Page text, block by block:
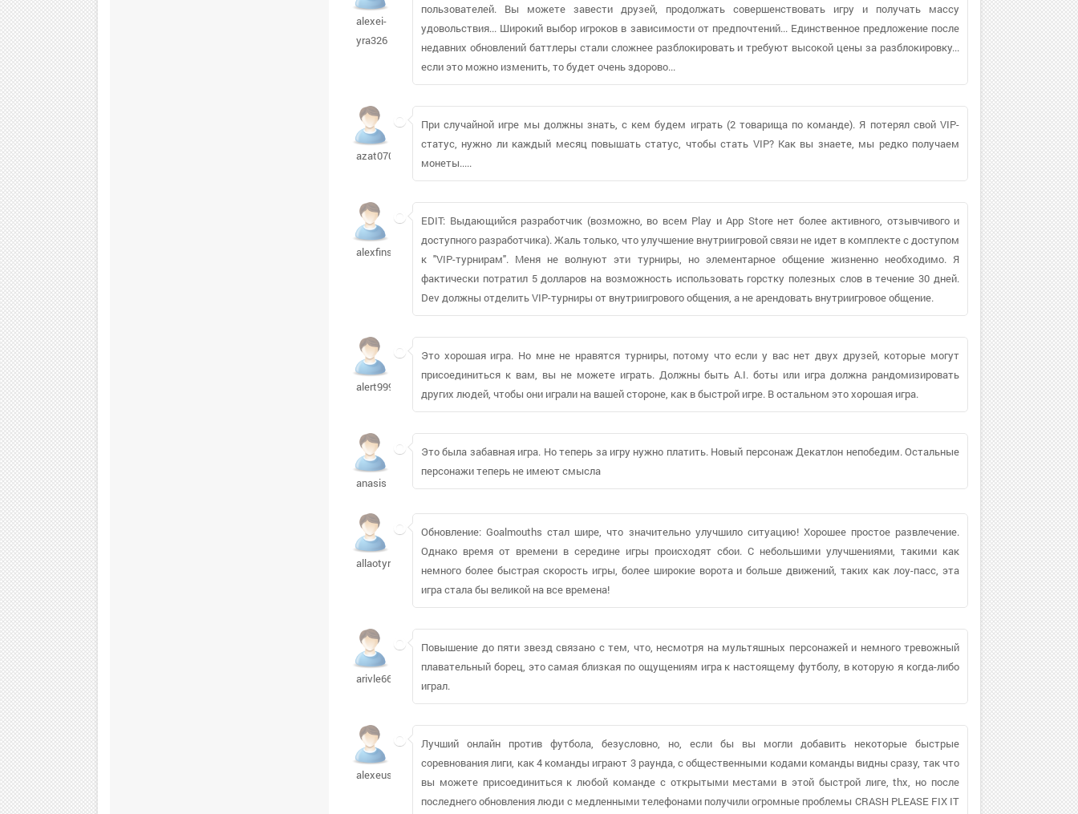
alexei-
yra326
пользователей. Вы можете завести друзей, продолжать совершенствовать игру и получать массу
удовольствия... Широкий выбор игроков в зависимости от предпочтений... Единственное предложение после
недавних обновлений баттлеры стали сложнее разблокировать и требуют высокой цены за разблокировку...
если это можно изменить, то будет очень здорово...
azat070588
При случайной игре мы должны знать, с кем будем играть (2 товарища по команде). Я потерял свой VIP-
статус, нужно ли каждый месяц повышать статус, чтобы стать VIP? Как вы знаете, мы редко получаем
монеты.....
alexfinsib600
EDIT: Выдающийся разработчик (возможно, во всем Play и App Store нет более активного, отзывчивого и
доступного разработчика). Жаль только, что улучшение внутриигровой связи не идет в комплекте с доступом
к "VIP-турнирам". Меня не волнуют эти турниры, но элементарное общение жизненно необходимо. Я
фактически потратил 5 долларов на возможность использовать горстку полезных слов в течение 30 дней.
Dev должны отделить VIP-турниры от внутриигрового общения, а не арендовать внутриигровое общение.
alert9999509
Это хорошая игра. Но мне не нравятся турниры, потому что если у вас нет двух друзей, которые могут
присоединиться к вам, вы не можете играть. Должны быть A.I. боты или игра должна рандомизировать
других людей, чтобы они играли на вашей стороне, как в быстрой игре. В остальном это хорошая игра.
anasis
Это была забавная игра. Но теперь за игру нужно платить. Новый персонаж Декатлон непобедим. Остальные
персонажи теперь не имеют смысла
allaotyrba
Обновление: Goalmouths стал шире, что значительно улучшило ситуацию! Хорошее простое развлечение.
Однако время от времени в середине игры происходят сбои. С небольшими улучшениями, такими как
немного более быстрая скорость игры, более широкие ворота и больше движений, таких как лоу-пасс, эта
игра стала бы великой на все времена!
arivle66
Повышение до пяти звезд связано с тем, что, несмотря на мультяшных персонажей и немного тревожный
плавательный борец, это самая близкая по ощущениям игра к настоящему футболу, в которую я когда-либо
играл.
alexeuss
Лучший онлайн против футбола, безусловно, но, если бы вы могли добавить некоторые быстрые
соревнования лиги, как 4 команды играют 3 раунда, с общественными кодами команды видны сразу, так что
вы можете присоединиться к любой команде с открытыми местами в этой быстрой лиге, thx, но после
последнего обновления люди с медленными телефонами получили огромные проблемы CRASH PLEASE FIX IT